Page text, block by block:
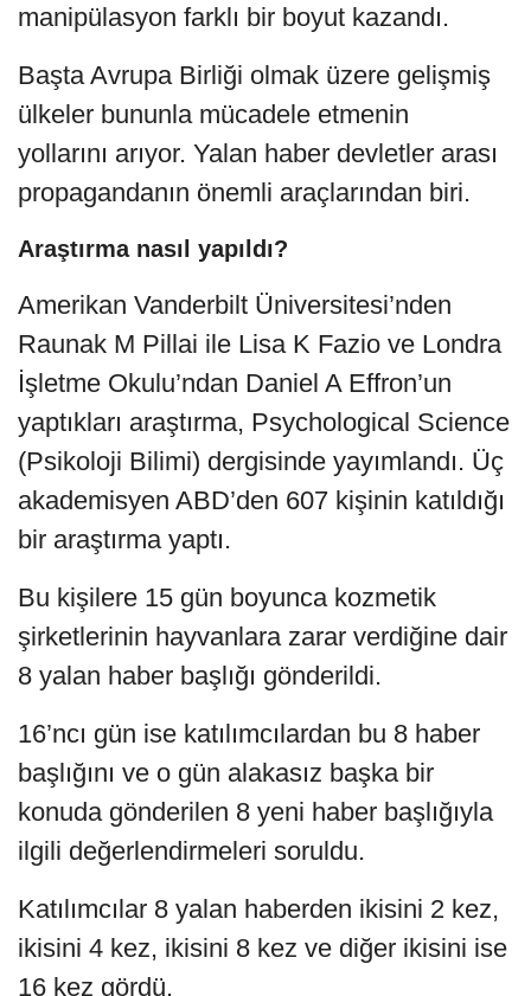
manipülasyon farklı bir boyut kazandı.
Başta Avrupa Birliği olmak üzere gelişmiş
ülkeler bununla mücadele etmenin
yollarını arıyor. Yalan haber devletler arası
propagandanın önemli araçlarından biri.
Araştırma nasıl yapıldı?
Amerikan Vanderbilt Üniversitesi’nden
Raunak M Pillai ile Lisa K Fazio ve Londra
İşletme Okulu’ndan Daniel A Effron’un
yaptıkları araştırma, Psychological Science
(Psikoloji Bilimi) dergisinde yayımlandı. Üç
akademisyen ABD’den 607 kişinin katıldığı
bir araştırma yaptı.
Bu kişilere 15 gün boyunca kozmetik
şirketlerinin hayvanlara zarar verdiğine dair
8 yalan haber başlığı gönderildi.
16’ncı gün ise katılımcılardan bu 8 haber
başlığını ve o gün alakasız başka bir
konuda gönderilen 8 yeni haber başlığıyla
ilgili değerlendirmeleri soruldu.
Katılımcılar 8 yalan haberden ikisini 2 kez,
ikisini 4 kez, ikisini 8 kez ve diğer ikisini ise
16 kez gördü.